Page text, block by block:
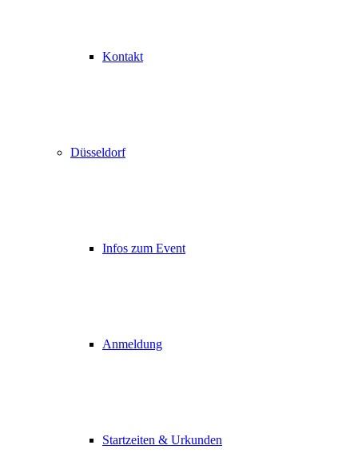
Kontakt
Düsseldorf
Infos zum Event
Anmeldung
Startzeiten & Urkunden